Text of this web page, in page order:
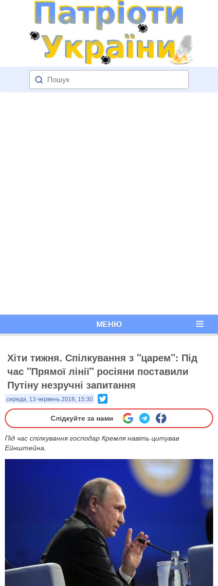
МЕНЮ
Хіти тижня. Спілкування з "царем": Під
час "Прямої лінії" росіяни поставили
Путіну незручні запитання
середа, 13 червень 2018, 15:30
Слідкуйте за нами
Під час спілкування господар Кремля навіть цитував
Ейнштейна.